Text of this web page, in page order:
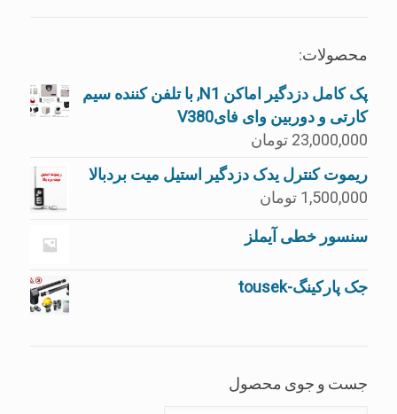
محصولات:
پک کامل دزدگیر اماکن N1, با تلفن کننده سیم
کارتی و دوربین وای فایV380
23,000,000 تومان
ریموت کنترل یدک دزدگیر استیل میت بردبالا
1,500,000 تومان
سنسور خطی آیملز
جک پارکینگ-tousek
جست و جوی محصول